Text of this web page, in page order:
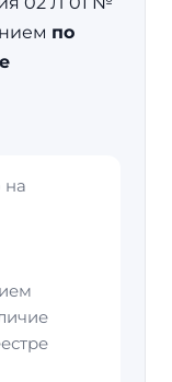
по
на